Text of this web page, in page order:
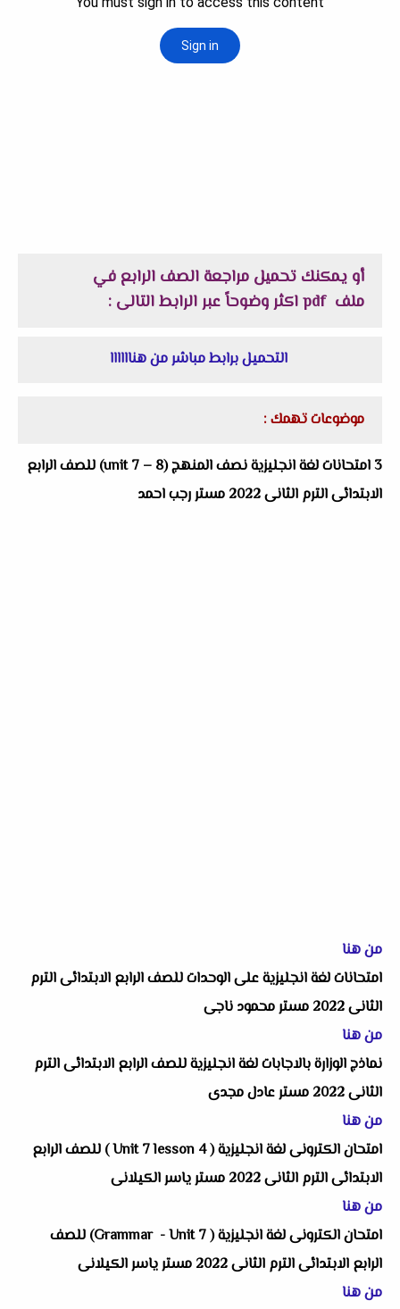
أو يمكنك تحميل مراجعة الصف الرابع في
ملف pdfاكثر وضوحاًعبر الرابط التالى :
التحميل برابط مباشر من هناااااا
موضوعات تهمك :
3 امتحانات لغة انجليزية نصف المنهج (unit 7 – 8) للصف الرابع
الابتدائى الترم الثانى 2022 مستر رجب احمد
من هنا
امتحانات لغة انجليزية على الوحدات للصف الرابع الابتدائى الترم
الثانى 2022 مستر محمود ناجى
من هنا
نماذج الوزارة بالاجابات لغة انجليزية للصف الرابع الابتدائى الترم
الثانى 2022 مستر عادل مجدى
من هنا
امتحان الكترونى لغة انجليزية (Unit 7 lesson 4) للصف الرابع
الابتدائى الترم الثانى 2022 مستر ياسر الكيلانى
من هنا
امتحان الكترونى لغة انجليزية (Unit 7
-
Grammar) للصف
الرابع الابتدائى الترم الثانى 2022 مستر ياسر الكيلانى
من هنا